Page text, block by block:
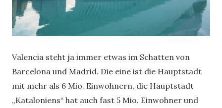
Valencia steht ja immer etwas im Schatten von
Barcelona und Madrid. Die eine ist die Hauptstadt
mit mehr als 6 Mio. Einwohnern, die Hauptstadt
„Kataloniens“ hat auch fast 5 Mio. Einwohner und